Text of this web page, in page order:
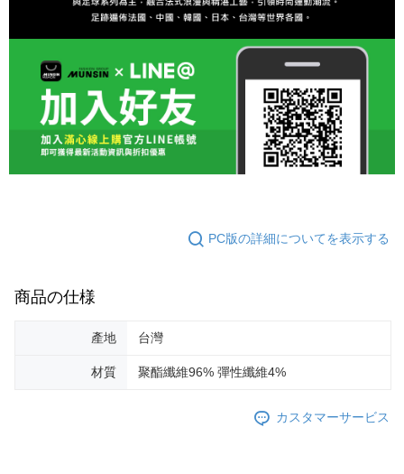
PC版の詳細についてを表示する
商品の仕様
產地 台灣
材質 聚酯纖維96% 彈性纖維4%
カスタマーサービス